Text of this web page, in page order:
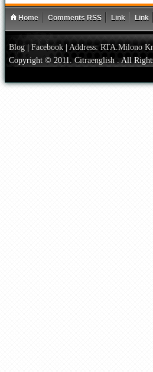
Home Comments RSS Link Link
Blog Facebook
Address: RTA.Milono
Copyright © 2011.Citraenglish . All